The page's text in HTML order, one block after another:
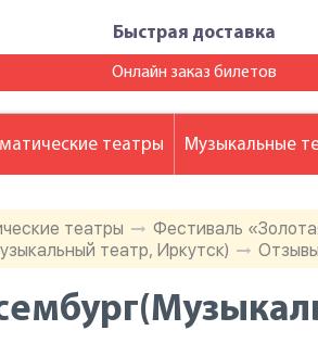
Быстрая доставка
Онлайн заказ билетов
театры
Фестиваль
театр, Иркутск)
Отзывы
театры Музыкальные